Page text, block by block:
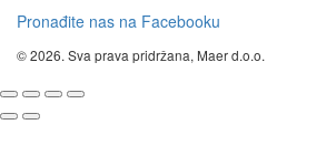
Pronađite nas na Facebooku
© 2026. Sva prava pridržana, Maer d.o.o.